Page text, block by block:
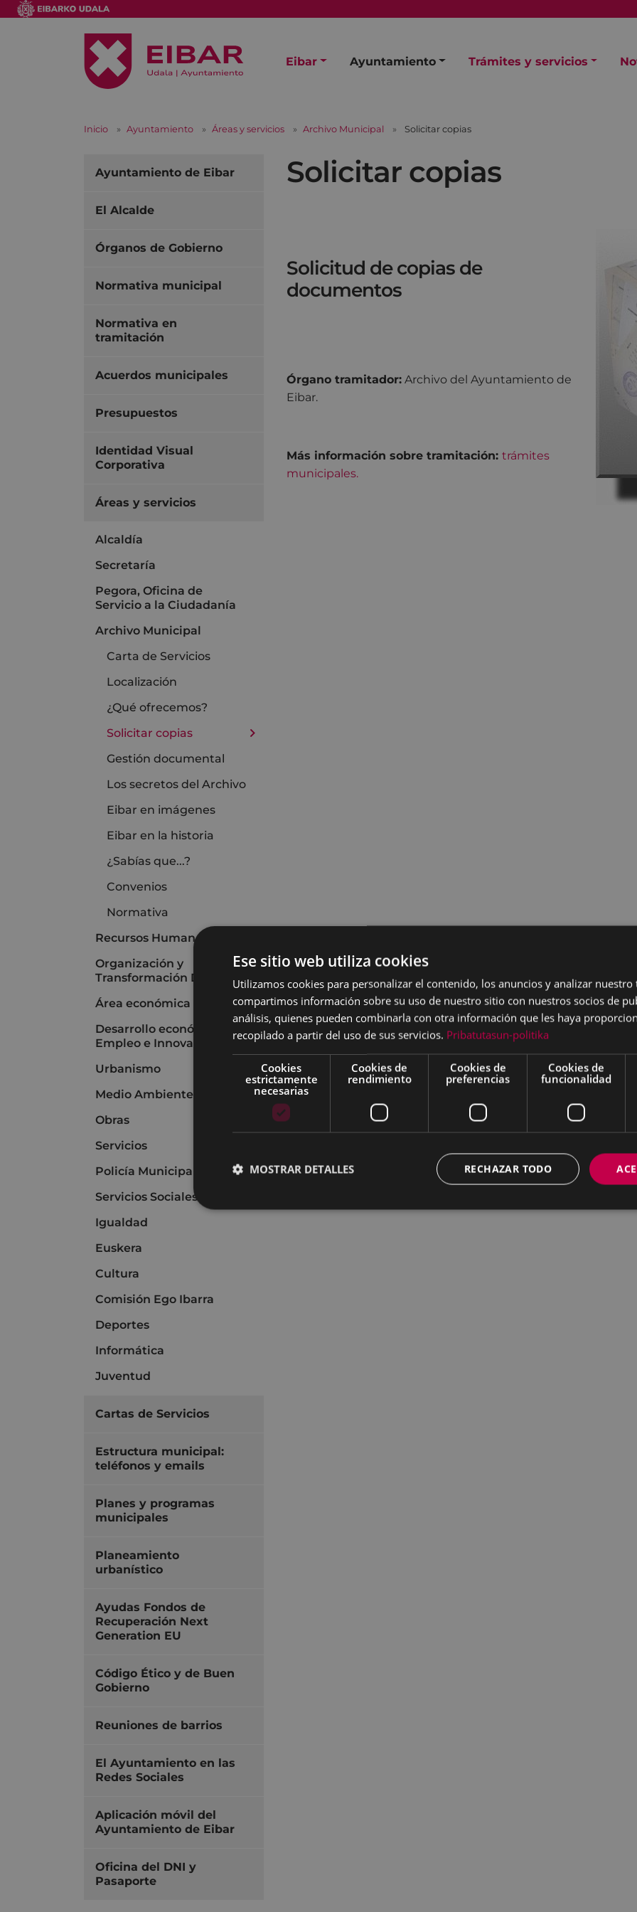
Eibar Ayuntamiento Trámites y servicios
Inicio Ayuntamiento Áreas y servicios Archivo Municipal Solicitar copias
Solicitar copias
Solicitud de copias de
documentos
Órgano tramitador: Archivo del Ayuntamiento de
Eibar.
Más información sobre tramitación: trámites
municipales.
Ayuntamiento de Eibar
El Alcalde
Órganos de Gobierno
Normativa municipal
Normativa en
tramitación
Acuerdos municipales
Presupuestos
Identidad Visual
Corporativa
Áreas y servicios
Alcaldía
Secretaría
Pegora, Oficina de
Servicio a la Ciudadanía
Archivo Municipal
Carta de Servicios
Localización
¿Qué ofrecemos?
Solicitar copias
Gestión documental
Los secretos del Archivo
Eibar en imágenes
Eibar en la historia
¿Sabías que...?
Convenios
Normativa
Recursos Humanos
Organización y
Transformación Digital
Área económica
Desarrollo económico,
Empleo e Innovación
Urbanismo
Medio Ambiente
Obras
Servicios
Policía Municipal
Servicios Sociales
Igualdad
Euskera
Cultura
Comisión Ego Ibarra
Deportes
Informática
Juventud
Cartas de Servicios
Estructura municipal:
teléfonos y emails
Planes y programas
municipales
Planeamiento
urbanístico
Ayudas Fondos de
Recuperación Next
Generation EU
Código Ético y de Buen
Gobierno
Reuniones de barrios
El Ayuntamiento en las
Redes Sociales
Aplicación móvil del
Ayuntamiento de Eibar
Oficina del DNI y
Pasaporte
Ese sitio web utiliza cookies
Utilizamos cookies para personalizar el contenido, los anuncios y analizar
compartimos información sobre su uso de nuestro sitio con nuestros socios de
análisis, quienes pueden combinarla con otra información que les haya
recopilado a partir del uso de sus servicios. Pribatutasun-politika
Cookies
estrictamente
necesarias
Cookies de
rendimiento
Cookies de
preferencias
Cookies de
funcionalidad
RECHAZAR TODO
MOSTRAR DETALLES